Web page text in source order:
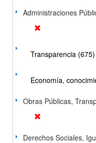
Administraciones
Transparencia (675)
Economía,
Obras Públicas,
Derechos Sociales,